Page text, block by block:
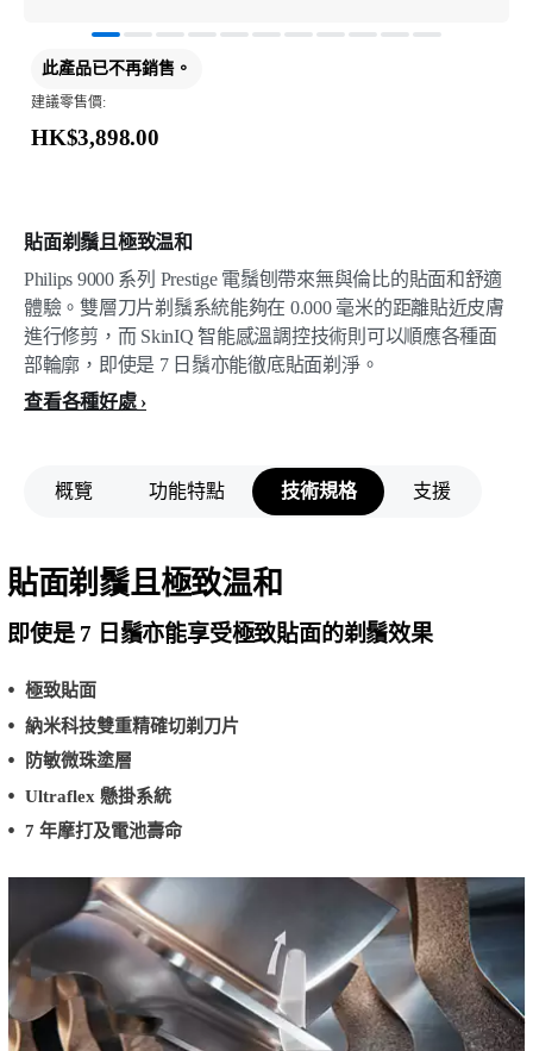
貼面剃鬚且極致温和
Philips 9000 系列 Prestige 電鬚刨帶來無與倫比的貼面和舒適
體驗。雙層刀片剃鬚系統能夠在 0.000 毫米的距離貼近皮膚
進行修剪，而 SkinIQ 智能感溫調控技術則可以順應各種面
部輪廓，即使是 7 日鬚亦能徹底貼面剃淨。
查看各種好處
此產品已不再銷售。
建議零售價:
HK$3,898.00
概覽 功能特點 技術規格 支援
貼面剃鬚且極致温和
即使是 7 日鬚亦能享受極致貼面的剃鬚效果
極致貼面
納米科技雙重精確切剃刀片
防敏微珠塗層
Ultraflex 懸掛系統
7 年摩打及電池壽命